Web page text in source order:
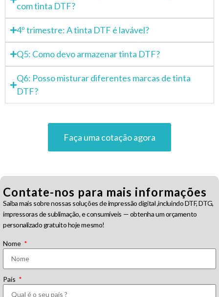
com tinta DTF?
4º trimestre: A tinta DTF é lavável?
Q5: Como devo armazenar tinta DTF?
Q6: Posso misturar diferentes marcas de tinta
DTF?
Faça uma cotação agora
Contate-nos para mais informações
Saiba mais sobre nossas soluções de impressão digital ,incluindo DTF, DTG,
impressoras de sublimação, e consumíveis — obtenha um orçamento
personalizado gratuito hoje mesmo!
Nome
País